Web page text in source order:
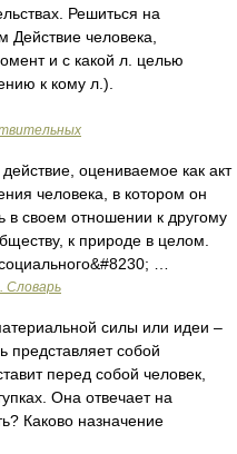
Решиться на
человека,
и с какой л. целью
к кому л.).
оцениваемое как акт
человека, в котором он
в своем отношении к другому
к природе в целом.
…
Словарь
силы или идеи –
представляет собой
перед собой человек,
Она отвечает на
Каково назначение